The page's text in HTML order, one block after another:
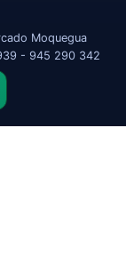
Moquegua
- 945 290 342